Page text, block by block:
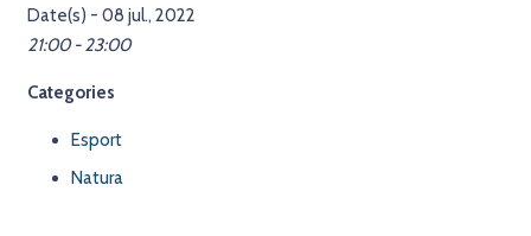
Date(s) - 08 jul., 2022
21:00 - 23:00
Categories
Esport
Natura